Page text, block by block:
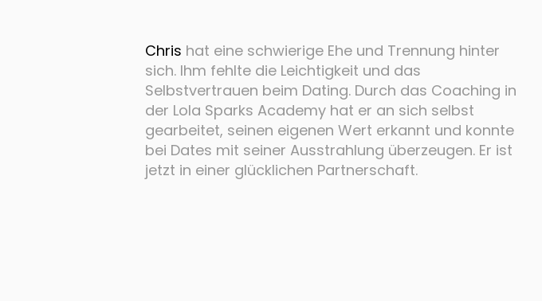
Chris hat eine schwierige Ehe und Trennung hinter
sich. Ihm fehlte die Leichtigkeit und das
Selbstvertrauen beim Dating. Durch das Coaching in
der Lola Sparks Academy hat er an sich selbst
gearbeitet, seinen eigenen Wert erkannt und konnte
bei Dates mit seiner Ausstrahlung überzeugen. Er ist
jetzt in einer glücklichen Partnerschaft.